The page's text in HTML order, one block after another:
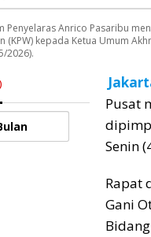
Penyelaras Anrico Pasaribu
(KPW) kepada Ketua Umum
2026).
Pusat
Senin
Rapat
Gani